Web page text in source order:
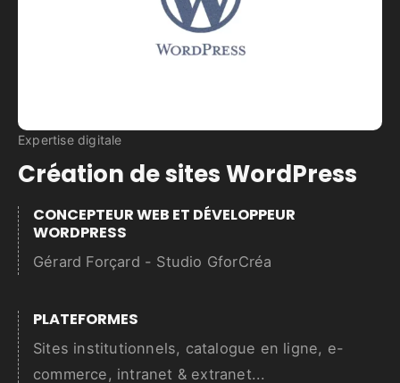
Expertise digitale
Création de sites WordPress
CONCEPTEUR WEB ET DÉVELOPPEUR
WORDPRESS
Gérard Forçard - Studio GforCréa
PLATEFORMES
Sites institutionnels, catalogue en ligne, e-
commerce, intranet & extranet...